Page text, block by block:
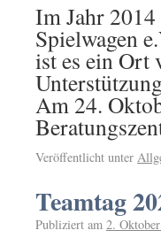
Im Jahr
Spielwagen
ist es ein
Am 24.
Veröffentlicht unter
Teamtag
Publiziert am 2.